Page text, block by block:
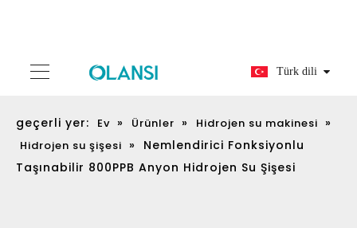
Türk dili
geçerli yer: Ev » Ürünler » Hidrojen su makinesi »
Hidrojen su şişesi »
Nemlendirici Fonksiyonlu
Taşınabilir 800PPB Anyon Hidrojen Su Şişesi